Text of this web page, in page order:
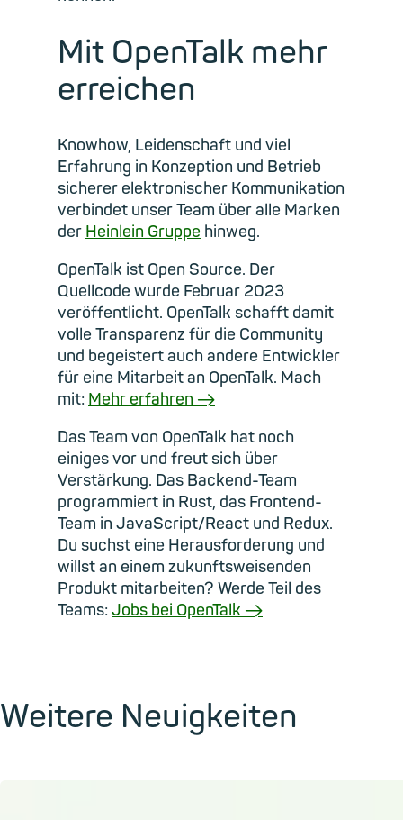
Mit OpenTalk mehr
erreichen
Knowhow, Leidenschaft und viel
Erfahrung in Konzeption und Betrieb
sicherer elektronischer Kommunikation
verbindet unser Team über alle Marken
der Heinlein Gruppe hinweg.
OpenTalk ist Open Source. Der
Quellcode wurde Februar 2023
veröffentlicht. OpenTalk schafft damit
volle Transparenz für die Community
und begeistert auch andere Entwickler
für eine Mitarbeit an OpenTalk. Mach
mit: Mehr erfahren →
Das Team von OpenTalk hat noch
einiges vor und freut sich über
Verstärkung. Das Backend-Team
programmiert in Rust, das Frontend-
Team in JavaScript/React und Redux.
Du suchst eine Herausforderung und
willst an einem zukunftsweisenden
Produkt mitarbeiten? Werde Teil des
Teams: Jobs bei OpenTalk →
Weitere Neuigkeiten